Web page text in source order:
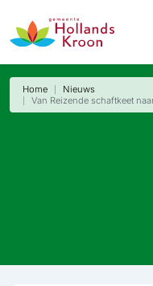
Home
Nieuws
Van Reizende schaftkeet